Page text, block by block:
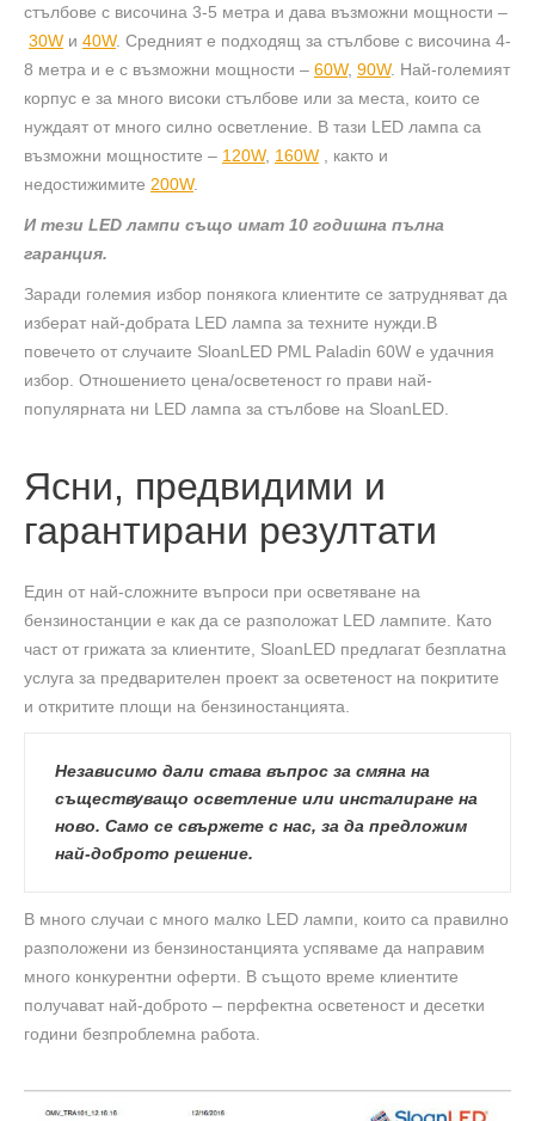
стълбове с височина 3-5 метра и дава възможни мощности –
30W и 40W. Средният е подходящ за стълбове с височина 4-
8 метра и е с възможни мощности – 60W, 90W. Най-големият
корпус е за много високи стълбове или за места, които се
нуждаят от много силно осветление. В тази LED лампа са
възможни мощностите – 120W, 160W , както и
недостижимите 200W.
И тези LED лампи също имат 10 годишна пълна
гаранция.
Заради големия избор понякога клиентите се затрудняват да
изберат най-добрата LED лампа за техните нужди.В
повечето от случаите SloanLED PML Paladin 60W е удачния
избор. Отношението цена/осветеност го прави най-
популярната ни LED лампа за стълбове на SloanLED.
Ясни, предвидими и
гарантирани резултати
Един от най-сложните въпроси при осветяване на
бензиностанции е как да се разположат LED лампите. Като
част от грижата за клиентите, SloanLED предлагат безплатна
услуга за предварителен проект за осветеност на покритите
и откритите площи на бензиностанцията.
Независимо дали става въпрос за смяна на
съществуващо осветление или инсталиране на
ново. Само се свържете с нас, за да предложим
най-доброто решение.
В много случаи с много малко LED лампи, които са правилно
разположени из бензиностанцията успяваме да направим
много конкурентни оферти. В същото време клиентите
получават най-доброто – перфектна осветеност и десетки
години безпроблемна работа.